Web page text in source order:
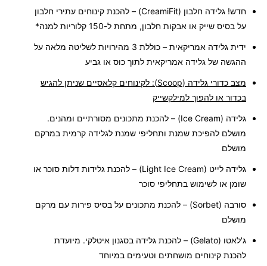
חדש! גלידה חלבון (CreamiFit)
– להכנת קינוחים עתירי חלבון
על בסיס שייק או אבקות חלבון, מתחת ל-150 קלוריות למנה*
ידית גלידה אמריקאית –
כוללת 3 מהירויות לשליטה מלאה על
ההגשה של גלידה אמריקאית לתוך כוס או גביע
מצב כדורי גלידה (Scoop
): לקינוחים קלאסיים שניתן להגיש
בכדור או להפוך למילקשייק
גלידה (
Ice Cream
)
– להכנת מתכונים מסורתיים ומהנים.
מושלם להפיכת שמנת ותחליפי שמנת לגלידה קרמית במרקם
מושלם
גלידה לייט (
Light Ice Cream
) – להכנת גלידות דלות סוכר או
שומן או לשימוש בתחליפי סוכר
סורבה (Sorbet
) – להכנת מתכונים על בסיס פירות עם מרקם
מושלם
ג'לאטו (Gelato
) – להכנת גלידה בסגנון איטלקי. מיועדת
להכנת קינוחים מושחתים וטעימים במיוחד